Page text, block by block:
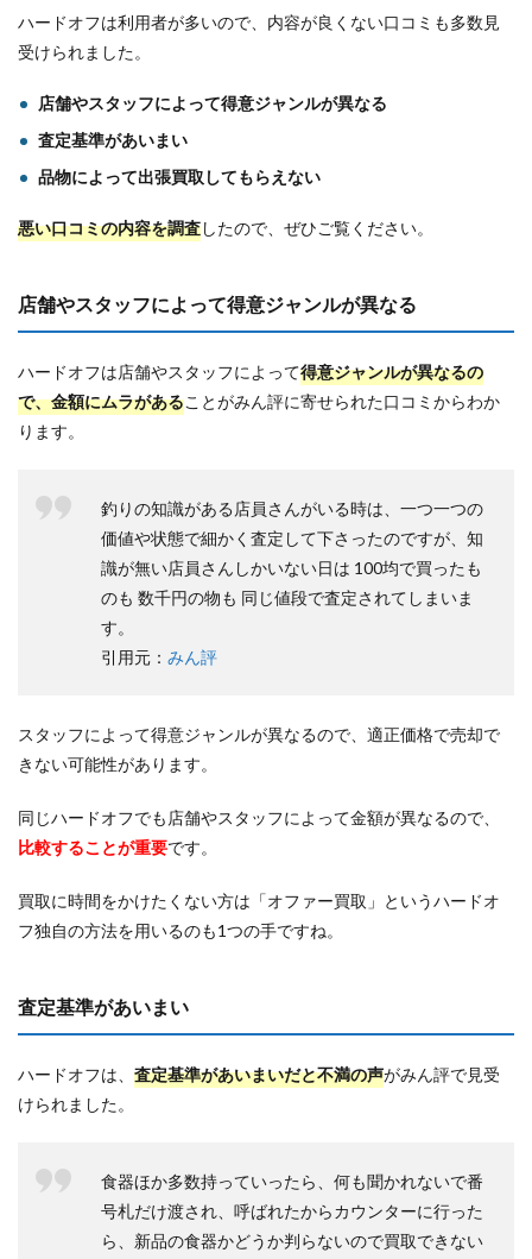
ハードオフは利用者が多いので、内容が良くない口コミも多数見
受けられました。
店舗やスタッフによって得意ジャンルが異なる
査定基準があいまい
品物によって出張買取してもらえない
悪い口コミの内容を調査したので、ぜひご覧ください。
店舗やスタッフによって得意ジャンルが異なる
ハードオフは店舗やスタッフによって得意ジャンルが異なるの
で、金額にムラがあることがみん評に寄せられた口コミからわか
ります。
釣りの知識がある店員さんがいる時は、一つ一つの
価値や状態で細かく査定して下さったのですが、知
識が無い店員さんしかいない日は 100均で買ったも
のも 数千円の物も 同じ値段で査定されてしまいま
す。
引用元： みん評
スタッフによって得意ジャンルが異なるので、適正価格で売却で
きない可能性があります。
同じハードオフでも店舗やスタッフによって金額が異なるので、
比較することが重要です。
買取に時間をかけたくない方は「オファー買取」というハードオ
フ独自の方法を用いるのも1つの手ですね。
査定基準があいまい
ハードオフは、 査定基準があいまいだと不満の声がみん評で見受
けられました。
食器ほか多数持っていったら、何も聞かれないで番
号札だけ渡され、呼ばれたからカウンターに行った
ら、新品の食器かどうか判らないので買取できない